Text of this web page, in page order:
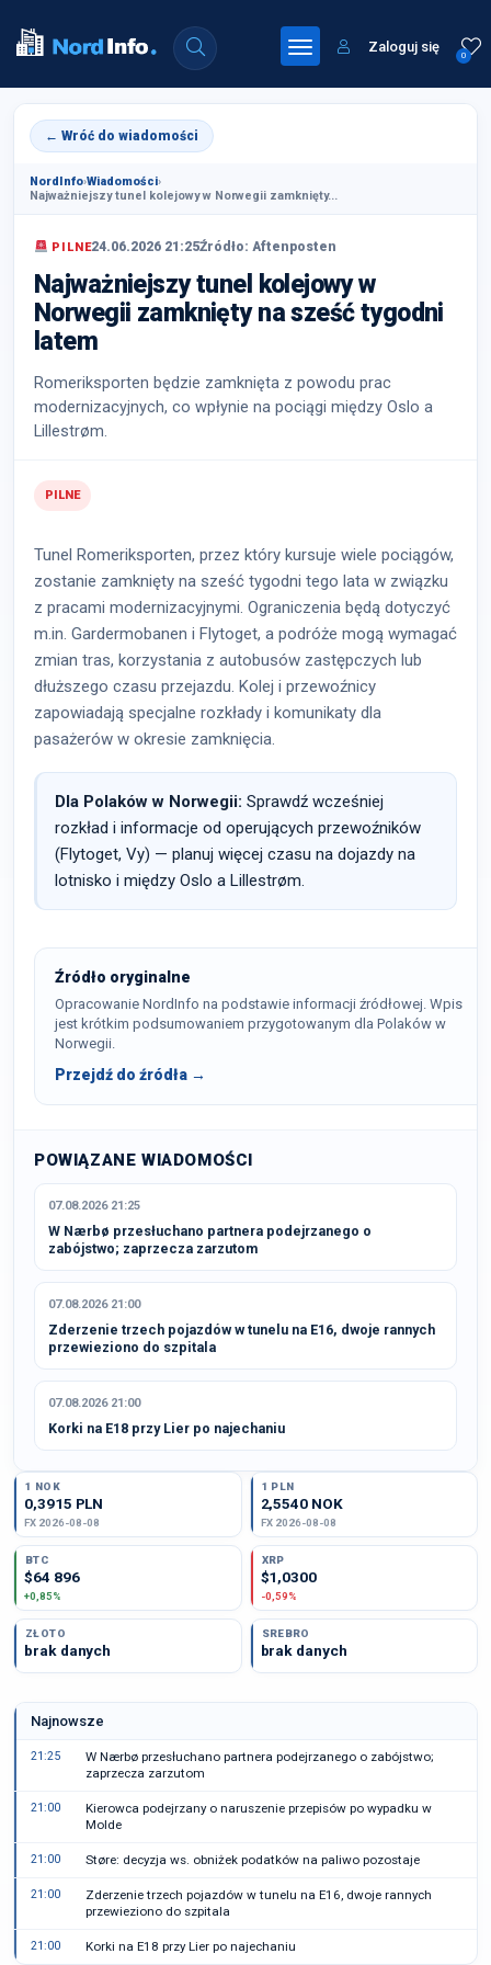
0
Zaloguj się
← Wróć do wiadomości
NordInfo›Wiadomości›
Najważniejszy tunel kolejowy w Norwegii zamknięty...
PILNE24.06.2026 21:25Źródło: Aftenposten
Najważniejszy tunel kolejowy w
Norwegii zamknięty na sześć tygodni
latem
Romeriksporten będzie zamknięta z powodu prac
modernizacyjnych, co wpłynie na pociągi między Oslo a
Lillestrøm.
PILNE
Tunel Romeriksporten, przez który kursuje wiele pociągów,
zostanie zamknięty na sześć tygodni tego lata w związku
z pracami modernizacyjnymi. Ograniczenia będą dotyczyć
m.in. Gardermobanen i Flytoget, a podróże mogą wymagać
zmian tras, korzystania z autobusów zastępczych lub
dłuższego czasu przejazdu. Kolej i przewoźnicy
zapowiadają specjalne rozkłady i komunikaty dla
pasażerów w okresie zamknięcia.
Dla Polaków w Norwegii: Sprawdź wcześniej
rozkład i informacje od operujących przewoźników
(Flytoget, Vy) — planuj więcej czasu na dojazdy na
lotnisko i między Oslo a Lillestrøm.
Źródło oryginalne
Opracowanie NordInfo na podstawie informacji źródłowej. Wpis
jest krótkim podsumowaniem przygotowanym dla Polaków w
Norwegii.
Przejdź do źródła →
POWIĄZANE WIADOMOŚCI
07.08.2026 21:25
W Nærbø przesłuchano partnera podejrzanego o
zabójstwo; zaprzecza zarzutom
07.08.2026 21:00
Zderzenie trzech pojazdów w tunelu na E16, dwoje rannych
przewieziono do szpitala
07.08.2026 21:00
Korki na E18 przy Lier po najechaniu
1 NOK
0,3915 PLN
FX 2026-08-08
1 PLN
2,5540 NOK
FX 2026-08-08
BTC
$64 896
+0,85%
XRP
$1,0300
-0,59%
ZŁOTO
brak danych
SREBRO
brak danych
Najnowsze
21:25
W Nærbø przesłuchano partnera podejrzanego o zabójstwo;
zaprzecza zarzutom
21:00
Kierowca podejrzany o naruszenie przepisów po wypadku w
Molde
21:00 Støre: decyzja ws. obniżek podatków na paliwo pozostaje
21:00
Zderzenie trzech pojazdów w tunelu na E16, dwoje rannych
przewieziono do szpitala
21:00 Korki na E18 przy Lier po najechaniu